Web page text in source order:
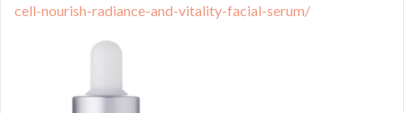
cell-nourish-radiance-and-vitality-facial-serum/